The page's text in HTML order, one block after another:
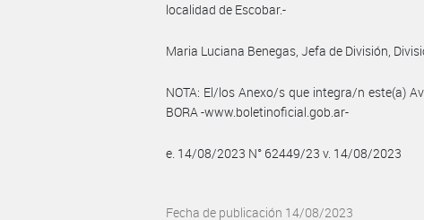
localidad de Escobar.-
Maria Luciana Benegas, Jefa de División,
NOTA: El/los Anexo/s que integra/n este(a)
BORA -www.boletinoficial.gob.ar-
e. 14/08/2023 N° 62449/23 v. 14/08/2023
Fecha de publicación 14/08/2023